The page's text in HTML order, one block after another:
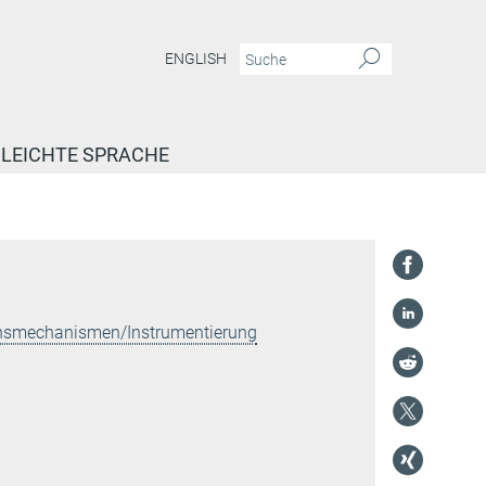
ENGLISH
LEICHTE SPRACHE
Instrumentierung